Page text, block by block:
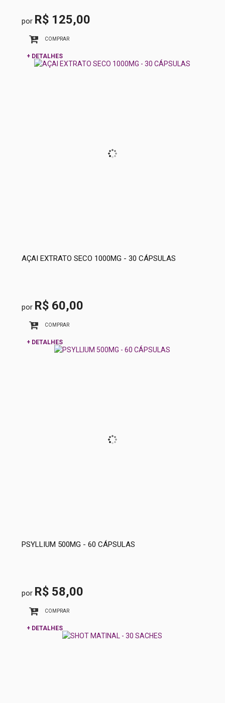
por R$ 125,00
COMPRAR
+ DETALHES
AÇAI EXTRATO SECO 1000MG - 30 CÁPSULAS
por R$ 60,00
COMPRAR
+ DETALHES
PSYLLIUM 500MG - 60 CÁPSULAS
por R$ 58,00
COMPRAR
+ DETALHES